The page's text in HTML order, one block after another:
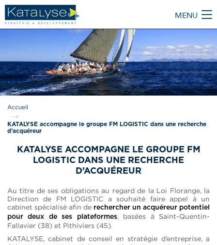
MENU
Accueil
KATALYSE accompagne le groupe FM LOGISTIC dans une recherche
d’acquéreur
KATALYSE ACCOMPAGNE LE GROUPE FM
LOGISTIC DANS UNE RECHERCHE
D’ACQUÉREUR
Au titre de ses obligations au regard de la Loi Florange, la
Direction de FM LOGISTIC a souhaité faire appel à un
cabinet spécialisé afin de rechercher un acquéreur potentiel
pour deux de ses plateformes, basées à Saint-Quentin-
Fallavier (38) et Pithiviers (45).
KATALYSE, cabinet de conseil en stratégie d’entreprise, a